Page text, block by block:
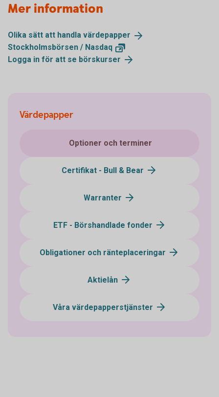
Mer information
Olika sätt att handla värdepapper
Stockholmsbörsen / Nasdaq
Logga in för att se börskurser
Värdepapper
Optioner och terminer
Certifikat - Bull & Bear
Warranter
ETF - Börshandlade fonder
Obligationer och ränteplaceringar
Aktielån
Våra värdepapperstjänster